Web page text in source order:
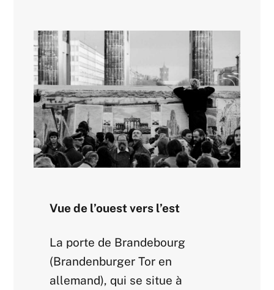
Vue de l’ouest vers l’est
La porte de Brandebourg
(Brandenburger Tor en
allemand), qui se situe à